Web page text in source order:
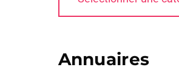
Annuaires